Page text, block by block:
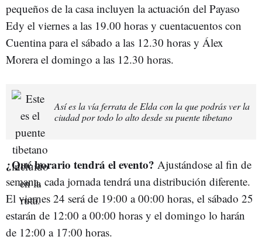
pequeños de la casa incluyen la actuación del Payaso
Edy el viernes a las 19.00 horas y cuentacuentos con
Cuentina para el sábado a las 12.30 horas y Álex
Morera el domingo a las 12.30 horas.
Así es la vía ferrata de Elda con la que podrás ver la
ciudad por todo lo alto desde su puente tibetano
¿Qué horario tendrá el evento? Ajustándose al fin de
semana, cada jornada tendrá una distribución diferente.
El viernes 24 será de 19:00 a 00:00 horas, el sábado 25
estarán de 12:00 a 00:00 horas y el domingo lo harán
de 12:00 a 17:00 horas.